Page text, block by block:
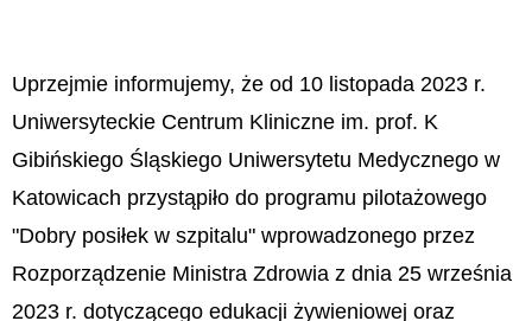
Uprzejmie informujemy, że od 10 listopada 2023 r.
Uniwersyteckie Centrum Kliniczne im. prof. K
Gibińskiego Śląskiego Uniwersytetu Medycznego w
Katowicach przystąpiło do programu pilotażowego
"Dobry posiłek w szpitalu" wprowadzonego przez
Rozporządzenie Ministra Zdrowia z dnia 25 września
2023 r. dotyczącego edukacji żywieniowej oraz